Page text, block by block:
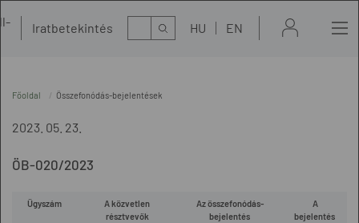
Iratbetekintés Kereső HU EN
Főoldal Összefonódás-bejelentések
2023. 05. 23.
ÖB-020/2023
Ügyszám
A közvetlen
résztvevők
Az összefonódás-
bejelentés
A
bejelentés